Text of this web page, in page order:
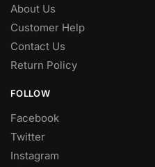
About Us
Customer Help
Contact Us
Return Policy
FOLLOW
Facebook
Twitter
Instagram